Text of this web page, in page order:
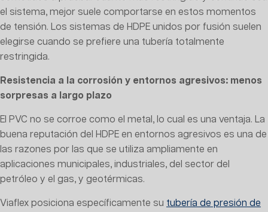
el sistema, mejor suele comportarse en estos momentos
de tensión. Los sistemas de HDPE unidos por fusión suelen
elegirse cuando se prefiere una tubería totalmente
restringida.
Resistencia a la corrosión y entornos agresivos: menos
sorpresas a largo plazo
El PVC no se corroe como el metal, lo cual es una ventaja. La
buena reputación del HDPE en entornos agresivos es una de
las razones por las que se utiliza ampliamente en
aplicaciones municipales, industriales, del sector del
petróleo y el gas, y geotérmicas.
Viaflex posiciona específicamente su tubería de presión de